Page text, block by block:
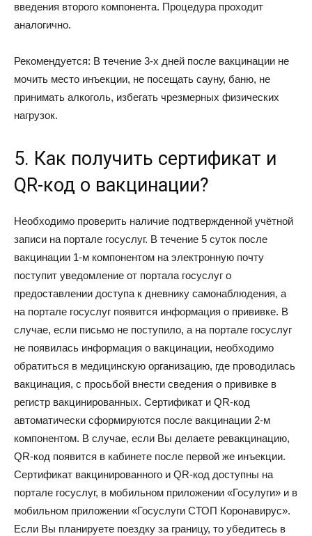
введения второго компонента. Процедура проходит
аналогично.
Рекомендуется: В течение 3-х дней после вакцинации не
мочить место инъекции, не посещать сауну, баню, не
принимать алкоголь, избегать чрезмерных физических
нагрузок.
5. Как получить сертификат и
QR-код о вакцинации?
Необходимо проверить наличие подтвержденной учётной
записи на портале госуслуг. В течение 5 суток после
вакцинации 1-м компонентом на электронную почту
поступит уведомление от портала госуслуг о
предоставлении доступа к дневнику самонаблюдения, а
на портале госуслуг появится информация о прививке. В
случае, если письмо не поступило, а на портале госуслуг
не появилась информация о вакцинации, необходимо
обратиться в медицинскую организацию, где проводилась
вакцинация, с просьбой внести сведения о прививке в
регистр вакцинированных. Сертификат и QR-код
автоматически сформируются после вакцинации 2-м
компонентом. В случае, если Вы делаете ревакцинацию,
QR-код появится в кабинете после первой же инъекции.
Сертификат вакцинированного и QR-код доступны на
портале госуслуг, в мобильном приложении «Госулуги» и в
мобильном приложении «Госуслуги СТОП Коронавирус».
Если Вы планируете поездку за границу, то убедитесь в